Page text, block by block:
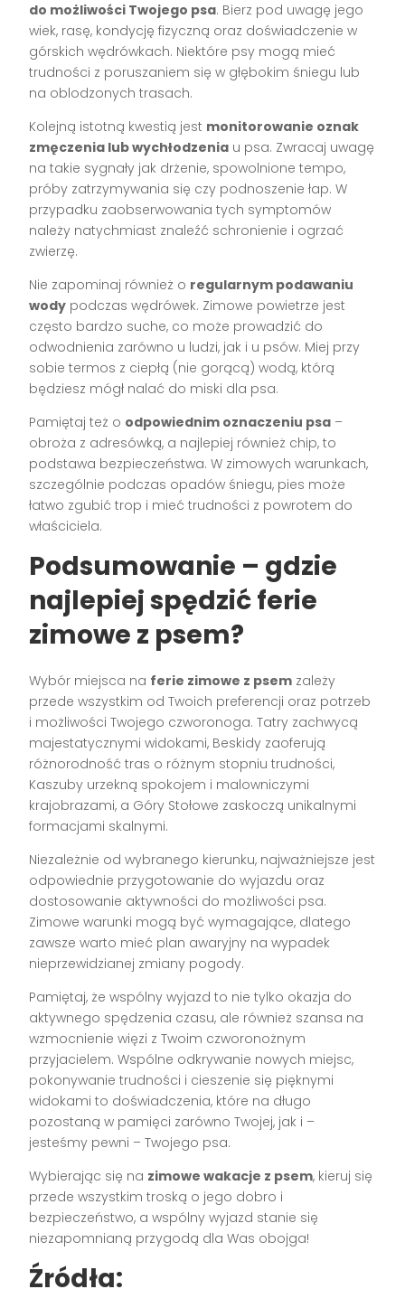
do możliwości Twojego psa. Bierz pod uwagę jego
wiek, rasę, kondycję fizyczną oraz doświadczenie w
górskich wędrówkach. Niektóre psy mogą mieć
trudności z poruszaniem się w głębokim śniegu lub
na oblodzonych trasach.
Kolejną istotną kwestią jest monitorowanie oznak
zmęczenia lub wychłodzenia u psa. Zwracaj uwagę
na takie sygnały jak drżenie, spowolnione tempo,
próby zatrzymywania się czy podnoszenie łap. W
przypadku zaobserwowania tych symptomów
należy natychmiast znaleźć schronienie i ogrzać
zwierzę.
Nie zapominaj również o regularnym podawaniu
wody podczas wędrówek. Zimowe powietrze jest
często bardzo suche, co może prowadzić do
odwodnienia zarówno u ludzi, jak i u psów. Miej przy
sobie termos z ciepłą (nie gorącą) wodą, którą
będziesz mógł nalać do miski dla psa.
Pamiętaj też o odpowiednim oznaczeniu psa –
obroża z adresówką, a najlepiej również chip, to
podstawa bezpieczeństwa. W zimowych warunkach,
szczególnie podczas opadów śniegu, pies może
łatwo zgubić trop i mieć trudności z powrotem do
właściciela.
Podsumowanie – gdzie
najlepiej spędzić ferie
zimowe z psem?
Wybór miejsca na ferie zimowe z psem zależy
przede wszystkim od Twoich preferencji oraz potrzeb
i możliwości Twojego czworonoga. Tatry zachwycą
majestatycznymi widokami, Beskidy zaoferują
różnorodność tras o różnym stopniu trudności,
Kaszuby urzekną spokojem i malowniczymi
krajobrazami, a Góry Stołowe zaskoczą unikalnymi
formacjami skalnymi.
Niezależnie od wybranego kierunku, najważniejsze jest
odpowiednie przygotowanie do wyjazdu oraz
dostosowanie aktywności do możliwości psa.
Zimowe warunki mogą być wymagające, dlatego
zawsze warto mieć plan awaryjny na wypadek
nieprzewidzianej zmiany pogody.
Pamiętaj, że wspólny wyjazd to nie tylko okazja do
aktywnego spędzenia czasu, ale również szansa na
wzmocnienie więzi z Twoim czworonożnym
przyjacielem. Wspólne odkrywanie nowych miejsc,
pokonywanie trudności i cieszenie się pięknymi
widokami to doświadczenia, które na długo
pozostaną w pamięci zarówno Twojej, jak i –
jesteśmy pewni – Twojego psa.
Wybierając się na zimowe wakacje z psem, kieruj się
przede wszystkim troską o jego dobro i
bezpieczeństwo, a wspólny wyjazd stanie się
niezapomnianą przygodą dla Was obojga!
Źródła: